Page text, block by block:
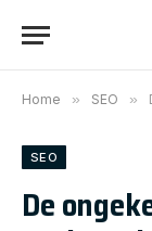
Home » SEO »
SEO
De